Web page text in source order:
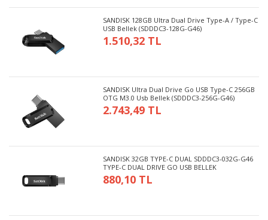
SANDISK 128GB Ultra Dual Drive Type-A / Type-C
USB Bellek (SDDDC3-128G-G46)
1.510,32 TL
SANDISK Ultra Dual Drive Go USB Type-C 256GB
OTG M3.0 Usb Bellek (SDDDC3-256G-G46)
2.743,49 TL
SANDISK 32GB TYPE-C DUAL SDDDC3-032G-G46
TYPE-C DUAL DRIVE GO USB BELLEK
880,10 TL